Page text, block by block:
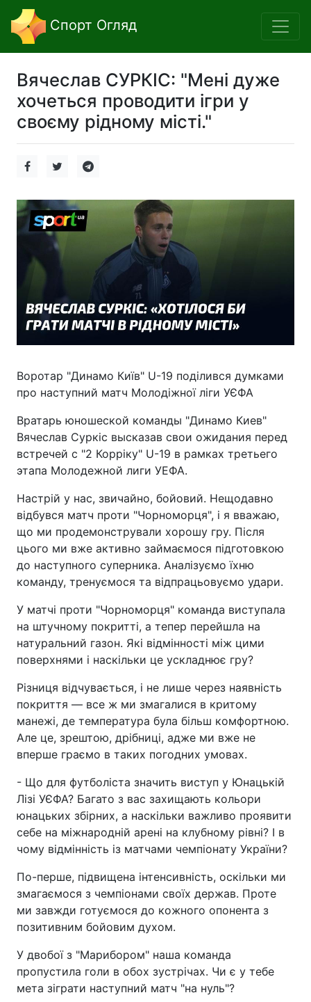
Спорт Огляд
Вячеслав СУРКІС: "Мені дуже
хочеться проводити ігри у
своєму рідному місті."
Воротар "Динамо Київ" U-19 поділився думками
про наступний матч Молодіжної ліги УЄФА
Вратарь юношеской команды "Динамо Киев"
Вячеслав Суркіс высказав свои ожидания перед
встречей с "2 Корріку" U-19 в рамках третьего
этапа Молодежной лиги УЕФА.
Настрій у нас, звичайно, бойовий. Нещодавно
відбувся матч проти "Чорноморця", і я вважаю,
що ми продемонстрували хорошу гру. Після
цього ми вже активно займаємося підготовкою
до наступного суперника. Аналізуємо їхню
команду, тренуємося та відпрацьовуємо удари.
У матчі проти "Чорноморця" команда виступала
на штучному покритті, а тепер перейшла на
натуральний газон. Які відмінності між цими
поверхнями і наскільки це ускладнює гру?
Різниця відчувається, і не лише через наявність
покриття — все ж ми змагалися в критому
манежі, де температура була більш комфортною.
Але це, зрештою, дрібниці, адже ми вже не
вперше граємо в таких погодних умовах.
- Що для футболіста значить виступ у Юнацькій
Лізі УЄФА? Багато з вас захищають кольори
юнацьких збірних, а наскільки важливо проявити
себе на міжнародній арені на клубному рівні? І в
чому відмінність із матчами чемпіонату України?
По-перше, підвищена інтенсивність, оскільки ми
змагаємося з чемпіонами своїх держав. Проте
ми завжди готуємося до кожного опонента з
позитивним бойовим духом.
У двобої з "Марибором" наша команда
пропустила голи в обох зустрічах. Чи є у тебе
мета зіграти наступний матч "на нуль"?